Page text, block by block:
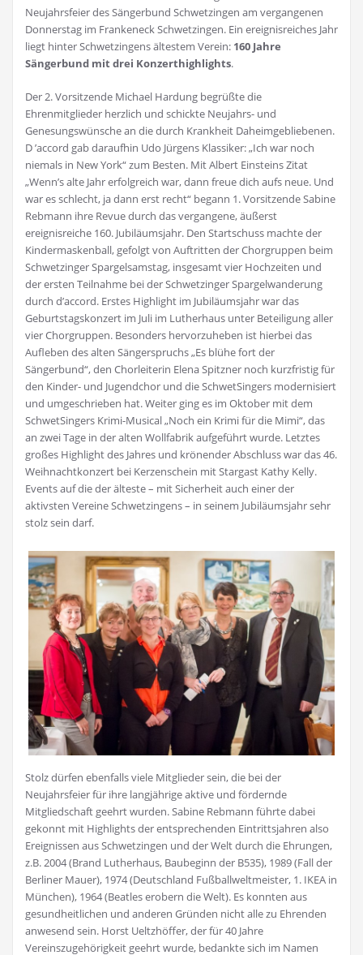
Neujahrsfeier des Sängerbund Schwetzingen am vergangenen
Donnerstag im Frankeneck Schwetzingen. Ein ereignisreiches Jahr
liegt hinter Schwetzingens ältestem Verein: 160 Jahre
Sängerbund mit drei Konzerthighlights.
Der 2. Vorsitzende Michael Hardung begrüßte die
Ehrenmitglieder herzlich und schickte Neujahrs- und
Genesungswünsche an die durch Krankheit Daheimgebliebenen.
D ’accord gab daraufhin Udo Jürgens Klassiker: „Ich war noch
niemals in New York“ zum Besten. Mit Albert Einsteins Zitat
„Wenn’s alte Jahr erfolgreich war, dann freue dich aufs neue. Und
war es schlecht, ja dann erst recht“ begann 1. Vorsitzende Sabine
Rebmann ihre Revue durch das vergangene, äußerst
ereignisreiche 160. Jubiläumsjahr. Den Startschuss machte der
Kindermaskenball, gefolgt von Auftritten der Chorgruppen beim
Schwetzinger Spargelsamstag, insgesamt vier Hochzeiten und
der ersten Teilnahme bei der Schwetzinger Spargelwanderung
durch d’accord. Erstes Highlight im Jubiläumsjahr war das
Geburtstagskonzert im Juli im Lutherhaus unter Beteiligung aller
vier Chorgruppen. Besonders hervorzuheben ist hierbei das
Aufleben des alten Sängerspruchs „Es blühe fort der
Sängerbund“, den Chorleiterin Elena Spitzner noch kurzfristig für
den Kinder- und Jugendchor und die SchwetSingers modernisiert
und umgeschrieben hat. Weiter ging es im Oktober mit dem
SchwetSingers Krimi-Musical „Noch ein Krimi für die Mimi“, das
an zwei Tage in der alten Wollfabrik aufgeführt wurde. Letztes
großes Highlight des Jahres und krönender Abschluss war das 46.
Weihnachtkonzert bei Kerzenschein mit Stargast Kathy Kelly.
Events auf die der älteste – mit Sicherheit auch einer der
aktivsten Vereine Schwetzingens – in seinem Jubiläumsjahr sehr
stolz sein darf.
Stolz dürfen ebenfalls viele Mitglieder sein, die bei der
Neujahrsfeier für ihre langjährige aktive und fördernde
Mitgliedschaft geehrt wurden. Sabine Rebmann führte dabei
gekonnt mit Highlights der entsprechenden Eintrittsjahren also
Ereignissen aus Schwetzingen und der Welt durch die Ehrungen,
z.B. 2004 (Brand Lutherhaus, Baubeginn der B535), 1989 (Fall der
Berliner Mauer), 1974 (Deutschland Fußballweltmeister, 1. IKEA in
München), 1964 (Beatles erobern die Welt). Es konnten aus
gesundheitlichen und anderen Gründen nicht alle zu Ehrenden
anwesend sein. Horst Ueltzhöffer, der für 40 Jahre
Vereinszugehörigkeit geehrt wurde, bedankte sich im Namen